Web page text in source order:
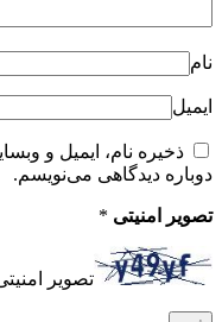
نام
ایمیل
ذخیره نام، ایمیل و
دوباره دیدگاهی می‌نویسم.
تصویر امنیتی *
تصویر